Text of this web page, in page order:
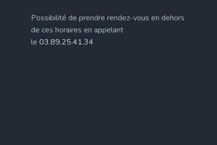
Possibilité de prendre rendez-vous en dehors
de ces horaires en appelant
le 03.89.25.41.34